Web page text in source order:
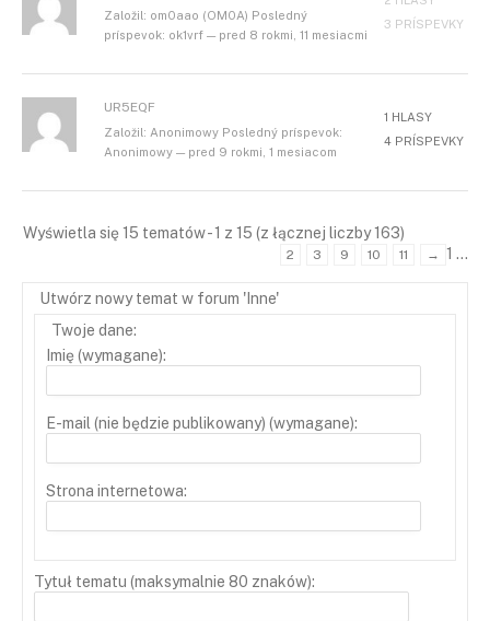
Založil: om0aao (OM0A) Posledný
príspevok: ok1vrf — pred 8 rokmi, 11 mesiacmi
3 PRÍSPEVKY
UR5EQF
Založil: Anonimowy Posledný príspevok:
Anonimowy — pred 9 rokmi, 1 mesiacom
1 HLASY
4 PRÍSPEVKY
Wyświetla się 15 tematów - 1 z 15 (z łącznej liczby 163)
1
2 3 …
9 10 11 →
Utwórz nowy temat w forum 'Inne'
Twoje dane:
Imię (wymagane):
E-mail (nie będzie publikowany) (wymagane):
Strona internetowa:
Tytuł tematu (maksymalnie 80 znaków):